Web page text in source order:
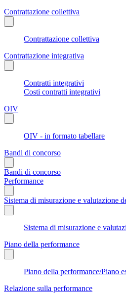
Contrattazione collettiva
Contrattazione collettiva
Contrattazione integrativa
Contratti integrativi
Costi contratti integrativi
OIV
OIV - in formato tabellare
Bandi di concorso
Bandi di concorso
Performance
Sistema di misurazione e valutazione
Sistema di misurazione e
Piano della performance
Piano della performance/Piano
Relazione sulla performance